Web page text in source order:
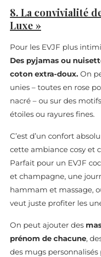
8. La convivialité
Luxe »
Pour les EVJF plus
Des pyjamas ou
coton extra-doux. On
unies – toutes en rose
nacré – ou sur des
étoiles ou rayures fines.
C’est d’un confort
cette ambiance cosy et
Parfait pour un EVJF
et champagne, une
hammam et massage,
veut juste profiter les
On peut ajouter des
prénom de chacune,
des mugs